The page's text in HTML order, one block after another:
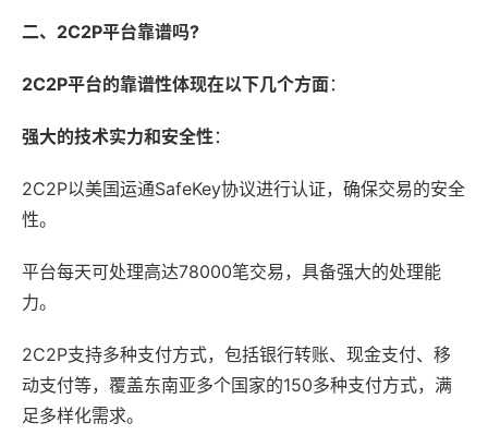
二、2C2P平台靠谱吗?
2C2P平台的靠谱性体现在以下几个方面：
强大的技术实力和安全性：
2C2P以美国运通SafeKey协议进行认证，确保交易的安全
性。
平台每天可处理高达78000笔交易，具备强大的处理能
力。
2C2P支持多种支付方式，包括银行转账、现金支付、移
动支付等，覆盖东南亚多个国家的150多种支付方式，满
足多样化需求。